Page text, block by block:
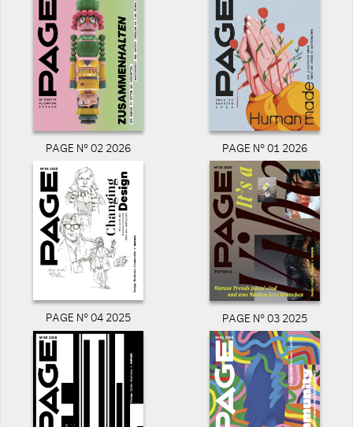
PAGE N° 02 2026 PAGE N° 01 2026
PAGE N° 04 2025 PAGE N° 03 2025